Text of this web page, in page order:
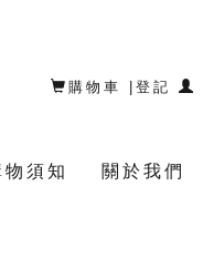
物須知 關於我們
購物車 |登記